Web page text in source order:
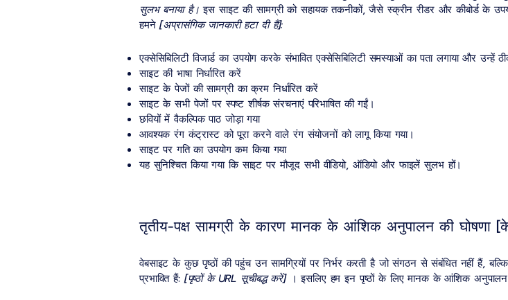
सुलभ बनाया है। इस साइट की सामग्री को सहायक तकनीकों, जैसे स्क्रीन रीडर और कीबोर्ड के
हमने[अप्रासंगिक जानकारी हटा दी है]:
एक्सेसिबिलिटी विजार्ड का उपयोग करके संभावित एक्सेसिबिलिटी समस्याओं का पता लगाया और उन्हें
साइट की भाषा निर्धारित करें
साइट के पेजों की सामग्री का क्रम निर्धारित करें
साइट के सभी पेजों पर स्पष्ट शीर्षक संरचनाएं परिभाषित की गईं।
छवियों में वैकल्पिक पाठ जोड़ा गया
आवश्यक रंग कंट्रास्ट को पूरा करने वाले रंग संयोजनों को लागू किया गया।
साइट पर गति का उपयोग कम किया गया
यह सुनिश्चित किया गया कि साइट पर मौजूद सभी वीडियो, ऑडियो और फाइलें सुलभ हों।
तृतीय-पक्ष सामग्री के कारण मानक के आंशिक अनुपालन की घोषणा
वेबसाइट के कुछ पृष्ठों की पहुंच उन सामग्रियों पर निर्भर करती है जो संगठन से संबंधित नहीं हैं,
प्रभावित हैं:[पृष्ठों के URL सूचीबद्ध करें]। इसलिए हम इन पृष्ठों के लिए मानक के आंशिक अनुपालन